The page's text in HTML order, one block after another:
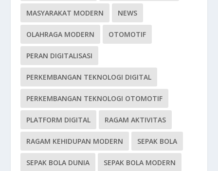
MASYARAKAT MODERN NEWS
OLAHRAGA MODERN OTOMOTIF
PERAN DIGITALISASI
PERKEMBANGAN TEKNOLOGI DIGITAL
PERKEMBANGAN TEKNOLOGI OTOMOTIF
PLATFORM DIGITAL RAGAM AKTIVITAS
RAGAM KEHIDUPAN MODERN SEPAK BOLA
SEPAK BOLA DUNIA SEPAK BOLA MODERN